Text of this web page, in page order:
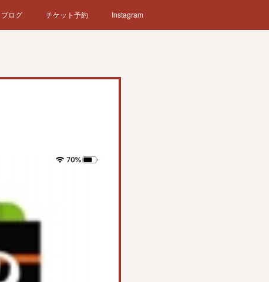
ブログ チケット予約 Instagram